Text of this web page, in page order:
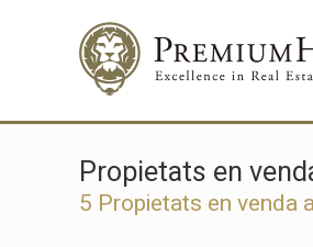
Propietats en
5 Propietats en venda